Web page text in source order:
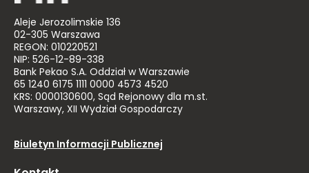
Aleje Jerozolimskie 136
02-305 Warszawa
REGON: 010220521
NIP: 526-12-89-338
Bank Pekao S.A. Oddział w Warszawie
65 1240 6175 1111 0000 4573 4520
KRS: 0000130600, Sąd Rejonowy dla m.st.
Warszawy, XII Wydział Gospodarczy
Biuletyn Informacji Publicznej